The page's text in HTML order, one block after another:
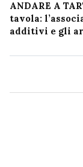
ANDARE A
tavola:
additivi e gli